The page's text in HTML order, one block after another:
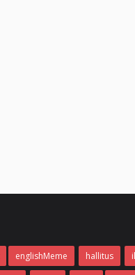
englishMeme hallitus